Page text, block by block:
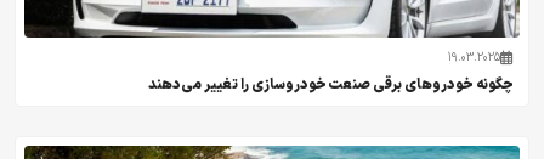
19.03.2025
چگونه خودروهای برقی صنعت خودروسازی را تغییر می‌دهند